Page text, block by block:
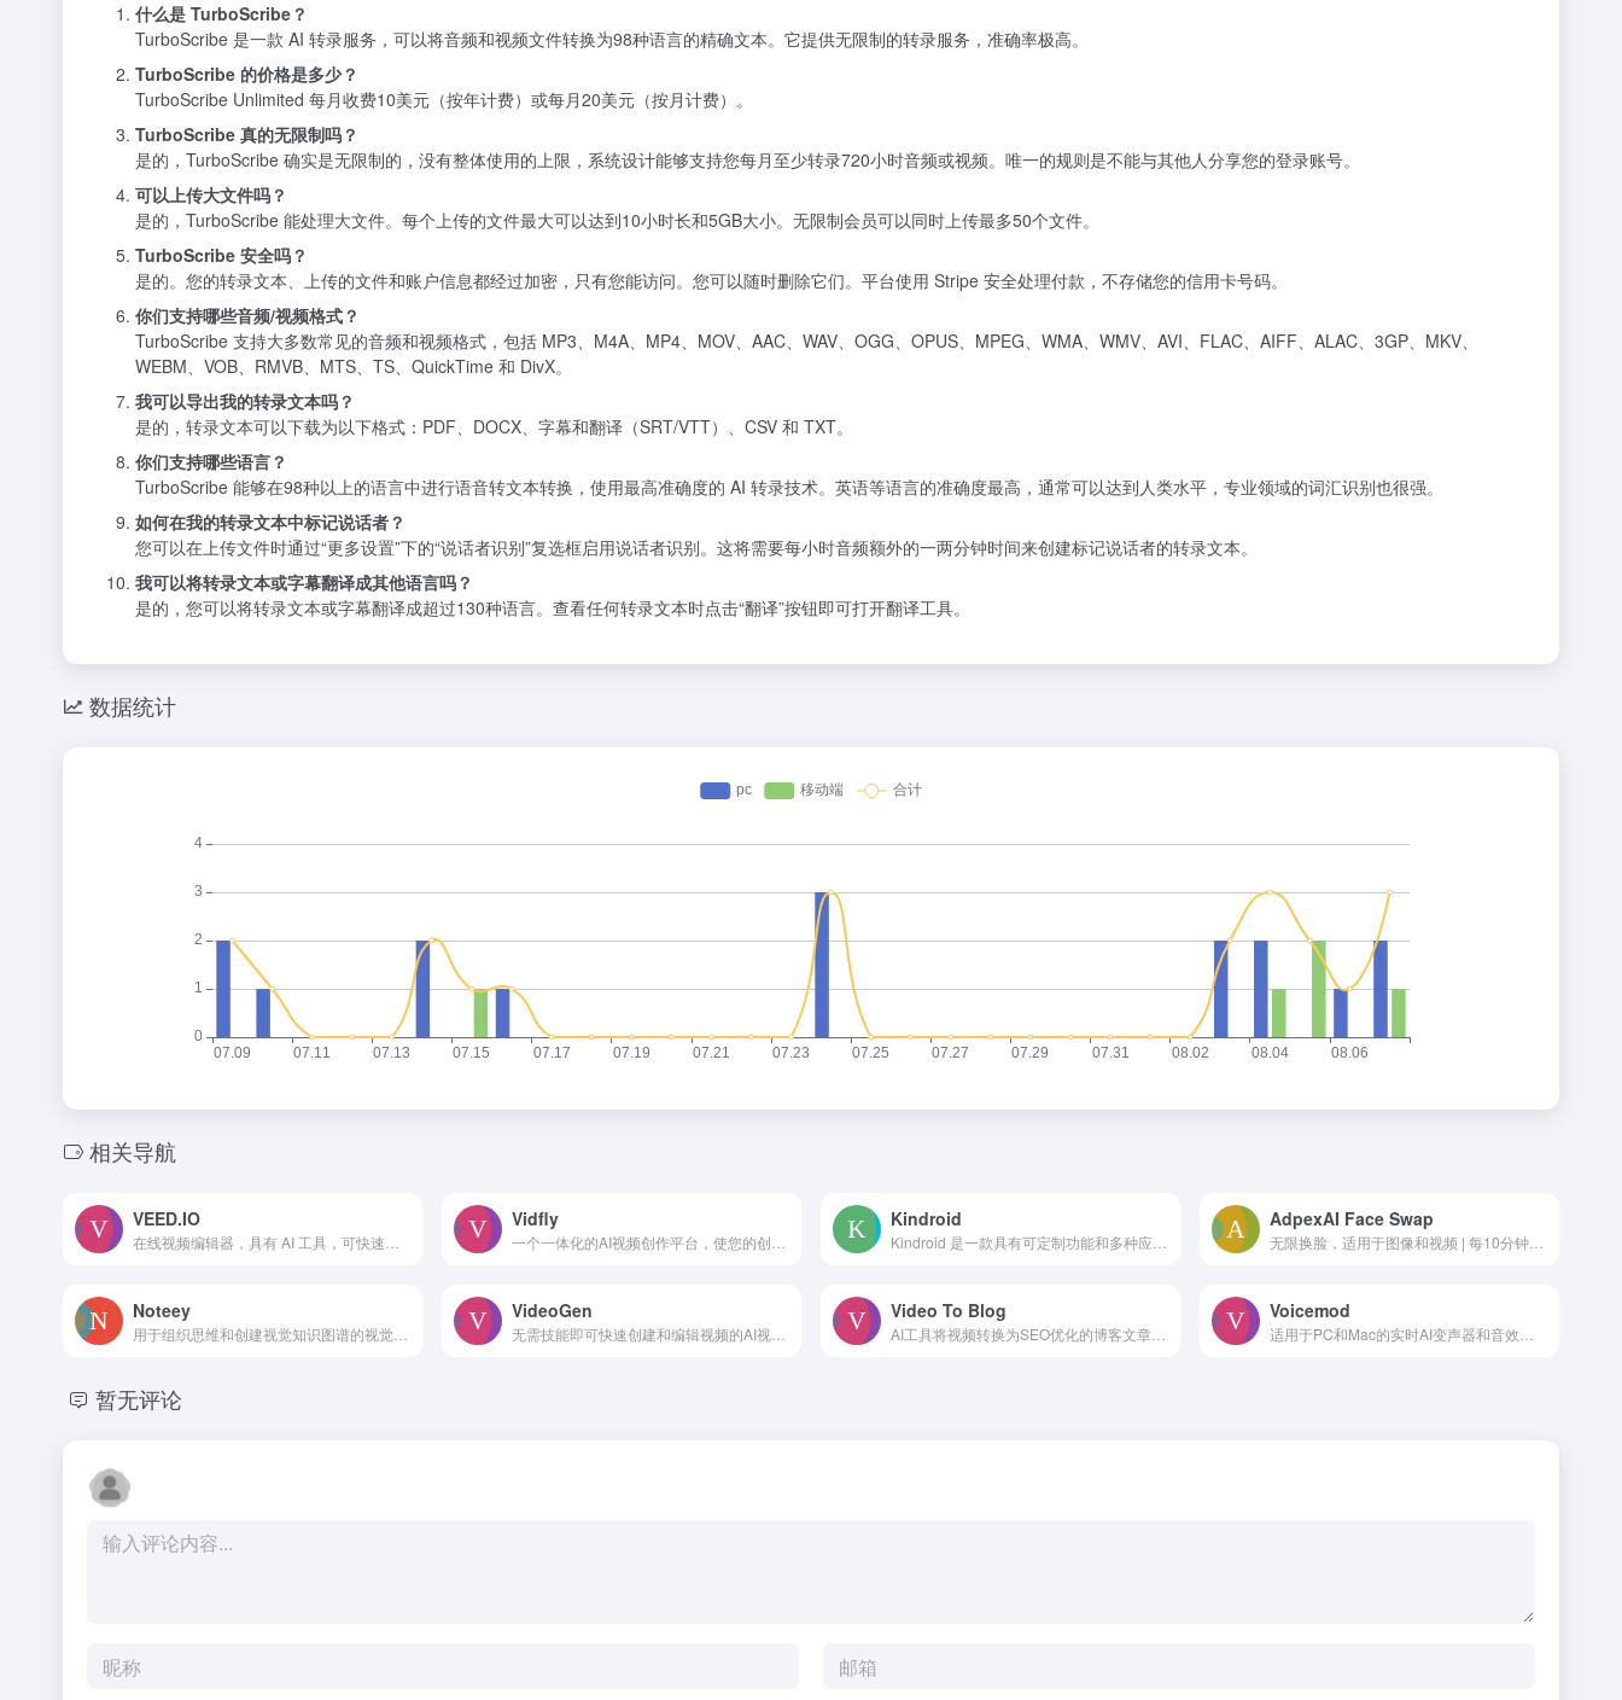
什么是 TurboScribe？
TurboScribe 是一款 AI 转录服务，可以将音频和视频文件转换为98种语言的精确文本。它提供无限制的转录服务，准确率极高。
TurboScribe 的价格是多少？
TurboScribe Unlimited 每月收费10美元（按年计费）或每月20美元（按月计费）。
TurboScribe 真的无限制吗？
是的，TurboScribe 确实是无限制的，没有整体使用的上限，系统设计能够支持您每月至少转录720小时音频或视频。唯一的规则是不能与其他人分享您的登录账号。
可以上传大文件吗？
是的，TurboScribe 能处理大文件。每个上传的文件最大可以达到10小时长和5GB大小。无限制会员可以同时上传最多50个文件。
TurboScribe 安全吗？
是的。您的转录文本、上传的文件和账户信息都经过加密，只有您能访问。您可以随时删除它们。平台使用 Stripe 安全处理付款，不存储您的信用卡号码。
你们支持哪些音频/视频格式？
TurboScribe 支持大多数常见的音频和视频格式，包括 MP3、M4A、MP4、MOV、AAC、WAV、OGG、OPUS、MPEG、WMA、WMV、AVI、FLAC、AIFF、ALAC、3GP、MKV、
WEBM、VOB、RMVB、MTS、TS、QuickTime 和 DivX。
我可以导出我的转录文本吗？
是的，转录文本可以下载为以下格式：PDF、DOCX、字幕和翻译（SRT/VTT）、CSV 和 TXT。
你们支持哪些语言？
TurboScribe 能够在98种以上的语言中进行语音转文本转换，使用最高准确度的 AI 转录技术。英语等语言的准确度最高，通常可以达到人类水平，专业领域的词汇识别也很强。
如何在我的转录文本中标记说话者？
您可以在上传文件时通过“更多设置”下的“说话者识别”复选框启用说话者识别。这将需要每小时音频额外的一两分钟时间来创建标记说话者的转录文本。
我可以将转录文本或字幕翻译成其他语言吗？
是的，您可以将转录文本或字幕翻译成超过130种语言。查看任何转录文本时点击“翻译”按钮即可打开翻译工具。
数据统计
相关导航
VEED.IO Vidfly Kindroid AdpexAI Face Swap
Noteey VideoGen Video To Blog Voicemod
暂无评论